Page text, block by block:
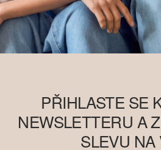
PŘIHLASTE SE
NEWSLETTERU A
SLEVU NA